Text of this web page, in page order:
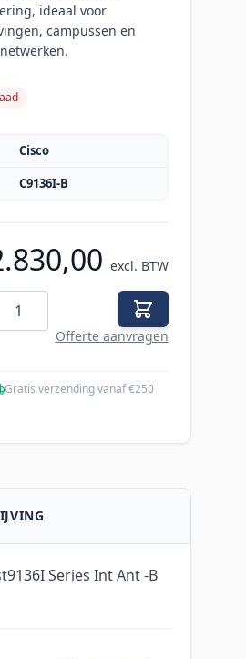
ideaal voor
campussen en
Cisco
C9136I-B
excl. BTW
Offerte aanvragen
Gratis verzending vanaf €250
Series Int Ant -B